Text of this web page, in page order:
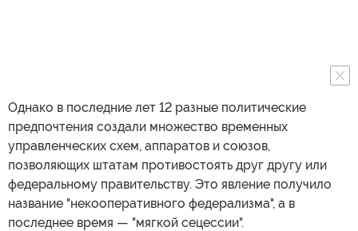
Однако в последние лет 12 разные политические
предпочтения создали множество временных
управленческих схем, аппаратов и союзов,
позволяющих штатам противостоять друг другу или
федеральному правительству. Это явление получило
название "некооперативного федерализма", а в
последнее время — "мягкой сецессии".